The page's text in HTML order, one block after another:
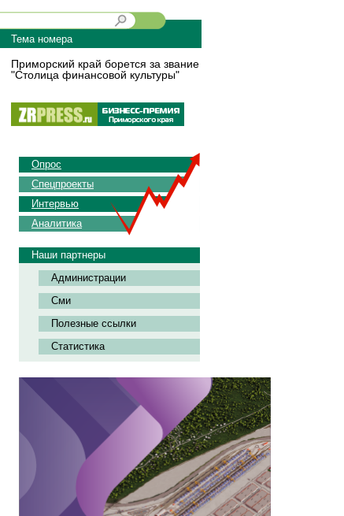
Тема номера
Приморский край борется за звание
"Столица финансовой культуры"
Опрос
Спецпроекты
Интервью
Аналитика
Наши партнеры
Администрации
Сми
Полезные ссылки
Статистика